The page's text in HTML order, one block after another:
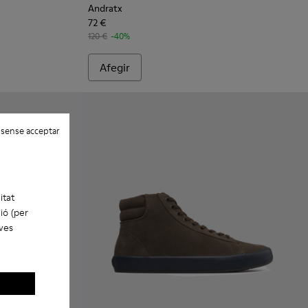
(per
acceptar
Andratx
72 €
120 € -40%
Afegir